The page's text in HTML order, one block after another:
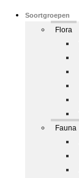
Soortgroepen
Flora
Fauna